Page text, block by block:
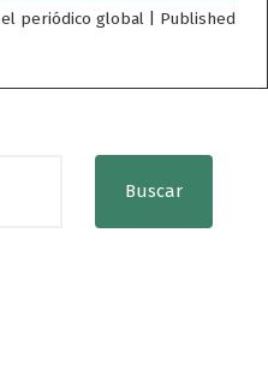
el periódico global
Published
Buscar